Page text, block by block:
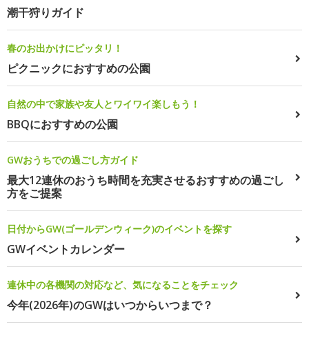
潮干狩りガイド
春のお出かけにピッタリ！
ピクニックにおすすめの公園
自然の中で家族や友人とワイワイ楽しもう！
BBQにおすすめの公園
GWおうちでの過ごし方ガイド
最大12連休のおうち時間を充実させるおすすめの過ごし
方をご提案
日付からGW(ゴールデンウィーク)のイベントを探す
GWイベントカレンダー
連休中の各機関の対応など、気になることをチェック
今年(2026年)のGWはいつからいつまで？